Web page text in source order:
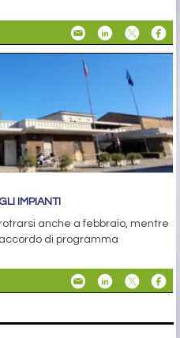
IMPIANTI
anche a febbraio, mentre
di programma